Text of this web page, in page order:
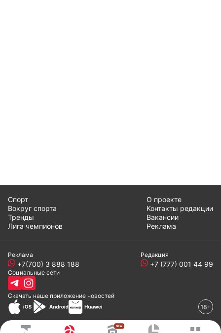
Спорт
Вокруг спорта
Тренды
Лига чемпионов
О проекте
Контакты редакции
Вакансии
Реклама
Реклама
+7(700) 3 888 188
Редакция
+7 (777) 001 44 99
Социальные сети
Скачать наше приложение новостей